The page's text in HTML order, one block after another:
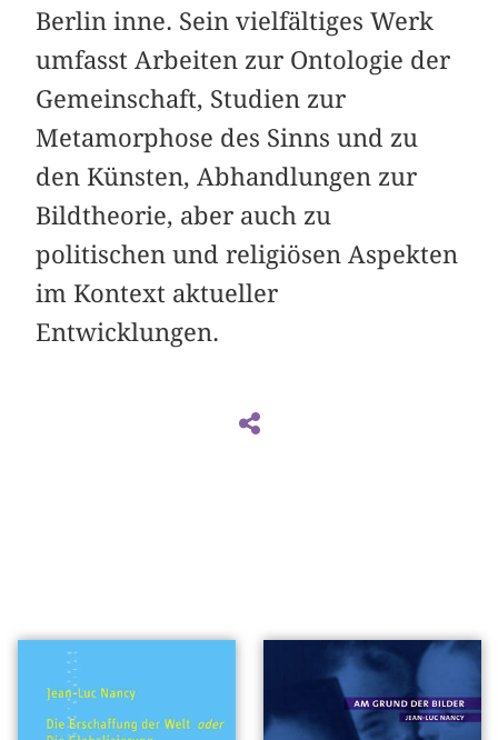
Berlin inne. Sein vielfältiges Werk
umfasst Arbeiten zur Ontologie der
Gemeinschaft, Studien zur
Metamorphose des Sinns und zu
den Künsten, Abhandlungen zur
Bildtheorie, aber auch zu
politischen und religiösen Aspekten
im Kontext aktueller
Entwicklungen.